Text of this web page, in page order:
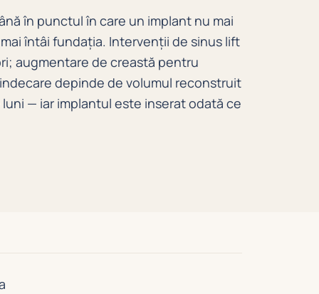
în punctul în care un implant nu mai
întâi fundația. Intervenții de sinus lift
augmentare de creastă pentru
depinde de volumul reconstruit
— iar implantul este inserat odată ce